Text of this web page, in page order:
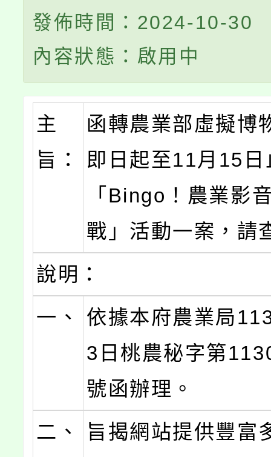
發佈時間：2024-10-30
內容狀態：啟用中
主
旨：
函轉農業部虛擬博
即日起至11月15日
「Bingo！農業影
戰」活動一案，請
說明：
一、
依據本府農業局
3日桃農秘字第
號函辦理。
二、
旨揭網站提供豐富